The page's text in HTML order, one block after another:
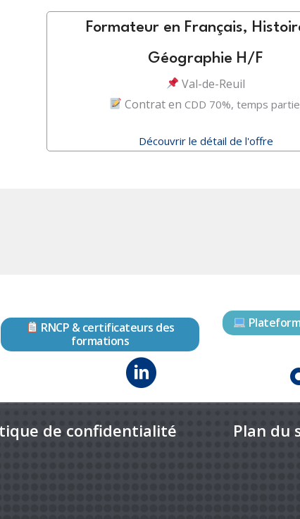
Formateur en Français,
Géographie H/F
Val-de-Reuil
Contrat en CDD 70%, temps
Découvrir le détail de l'offre
RNCP & certificateurs des
formations
de confidentialité Plan du